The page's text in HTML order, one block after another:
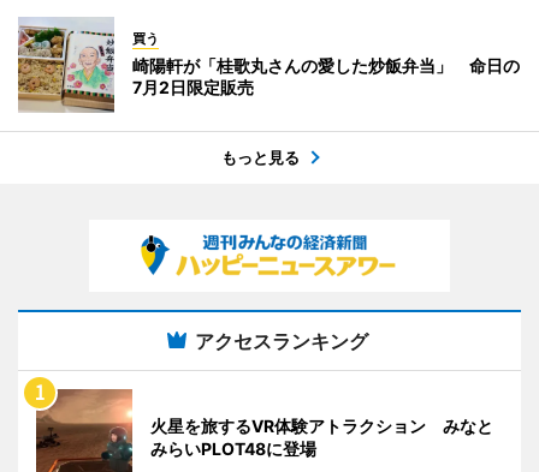
買う
崎陽軒が「桂歌丸さんの愛した炒飯弁当」 命日の
7月2日限定販売
もっと見る
アクセスランキング
火星を旅するVR体験アトラクション みなと
みらいPLOT48に登場